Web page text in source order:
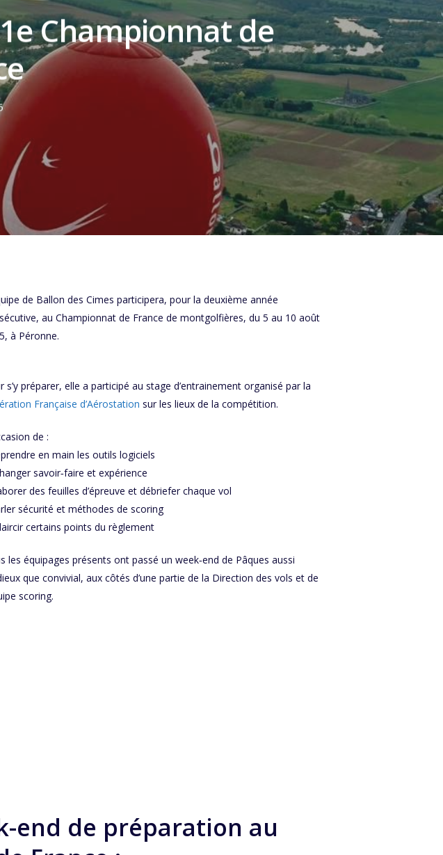
Championnat de
de Ballon des Cimes participera, pour la deuxième année
au Championnat de France de montgolfières, du 5 au 10 août
à Péronne.
s’y préparer, elle a participé au stage d’entrainement organisé par la
Française d’Aérostation sur les lieux de la compétition.
de :
en main les outils logiciels
savoir‑faire et expérience
des feuilles d’épreuve et débriefer chaque vol
sécurité et méthodes de scoring
certains points du règlement
les équipages présents ont passé un week‑end de Pâques aussi
que convivial, aux côtés d’une partie de la Direction des vols et de
scoring.
end de préparation au